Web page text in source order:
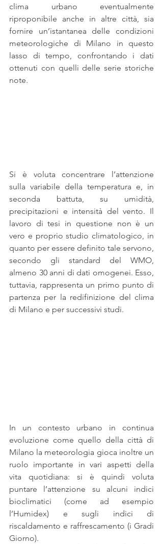
clima urbano eventualmente
riproponibile anche in altre città, sia
fornire un’istantanea delle condizioni
meteorologiche di Milano in questo
lasso di tempo, confrontando i dati
ottenuti con quelli delle serie storiche
note.
Si è voluta concentrare l’attenzione
sulla variabile della temperatura e, in
seconda battuta, su umidità,
precipitazioni e intensità del vento. Il
lavoro di tesi in questione non è un
vero e proprio studio climatologico, in
quanto per essere definito tale servono,
secondo gli standard del WMO,
almeno 30 anni di dati omogenei. Esso,
tuttavia, rappresenta un primo punto di
partenza per la redifinizione del clima
di Milano e per successivi studi.
In un contesto urbano in continua
evoluzione come quello della città di
Milano la meteorologia gioca inoltre un
ruolo importante in vari aspetti della
vita quotidiana: si è quindi voluta
puntare l’attenzione su alcuni indici
bioclimatici (come ad esempio
l’Humidex) e sugli indici di
riscaldamento e raffrescamento (i Gradi
Giorno).